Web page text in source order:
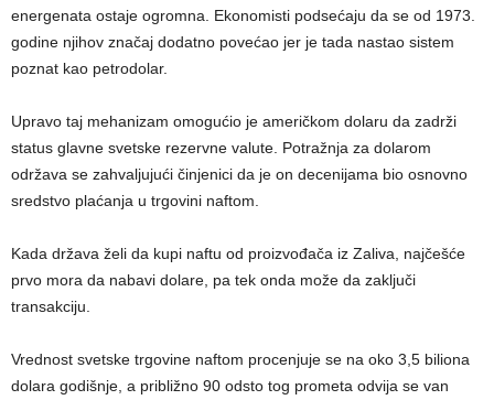
energenata ostaje ogromna. Ekonomisti podsećaju da se od 1973.
godine njihov značaj dodatno povećao jer je tada nastao sistem
poznat kao petrodolar.
Upravo taj mehanizam omogućio je američkom dolaru da zadrži
status glavne svetske rezervne valute. Potražnja za dolarom
održava se zahvaljujući činjenici da je on decenijama bio osnovno
sredstvo plaćanja u trgovini naftom.
Kada država želi da kupi naftu od proizvođača iz Zaliva, najčešće
prvo mora da nabavi dolare, pa tek onda može da zaključi
transakciju.
Vrednost svetske trgovine naftom procenjuje se na oko 3,5 biliona
dolara godišnje, a približno 90 odsto tog prometa odvija se van